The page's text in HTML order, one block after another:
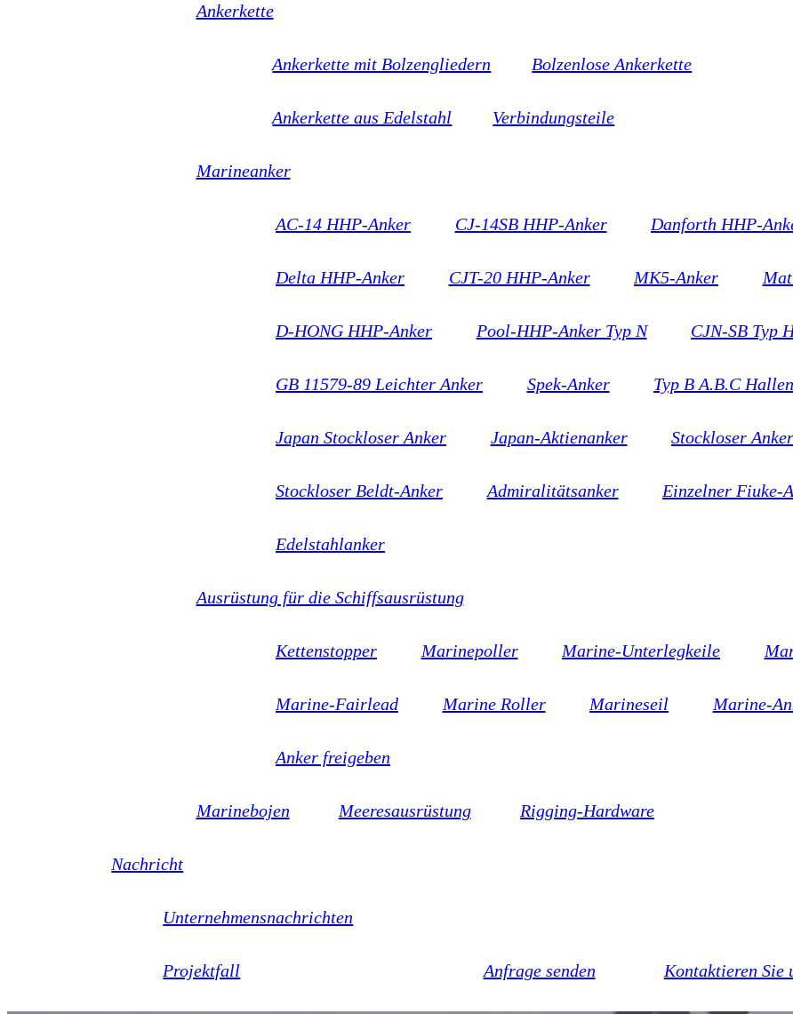
Ankerkette
Ankerkette mit Bolzengliedern Bolzenlose Ankerkette
Ankerkette aus Edelstahl Verbindungsteile
Marineanker
AC-14 HHP-Anker CJ-14SB HHP-Anker Danforth HHP-
Delta HHP-Anker CJT-20 HHP-Anker MK5-Anker
D-HONG HHP-Anker Pool-HHP-Anker Typ N CJN-SB Typ
GB 11579-89 Leichter Anker Spek-Anker Typ B A.B.C
Japan Stockloser Anker Japan-Aktienanker Stockloser
Stockloser Beldt-Anker Admiralitätsanker Einzelner Fiuke-
Edelstahlanker
Ausrüstung für die Schiffsausrüstung
Kettenstopper Marinepoller Marine-Unterlegkeile
Marine-Fairlead Marine Roller Marineseil Marine-
Anker freigeben
Marinebojen Meeresausrüstung Rigging-Hardware
Nachricht
Unternehmensnachrichten
Projektfall Anfrage senden Kontaktieren Sie